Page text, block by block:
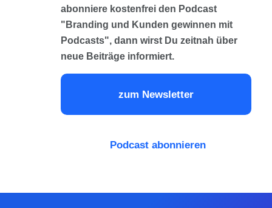
abonniere kostenfrei den Podcast
"Branding und Kunden gewinnen mit
Podcasts", dann wirst Du zeitnah über
neue Beiträge informiert.
zum Newsletter
Podcast abonnieren